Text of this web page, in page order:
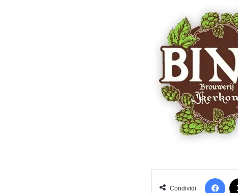
Condividi